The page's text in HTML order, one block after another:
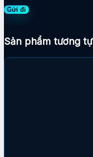
Sản phẩm tương tự